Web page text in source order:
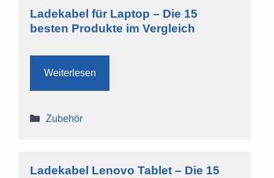
Ladekabel für Laptop – Die 15
besten Produkte im Vergleich
Weiterlesen
Kategorien
Zubehör
Ladekabel Lenovo Tablet – Die 15